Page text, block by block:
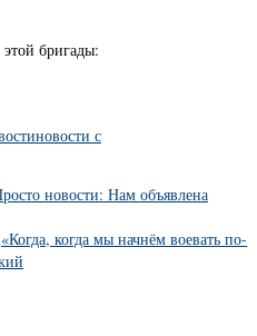
бригады:
новости с
новости: Нам объявлена
«Когда, когда мы начнём воевать по-